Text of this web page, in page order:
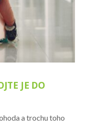
JE DO
a trochu toho